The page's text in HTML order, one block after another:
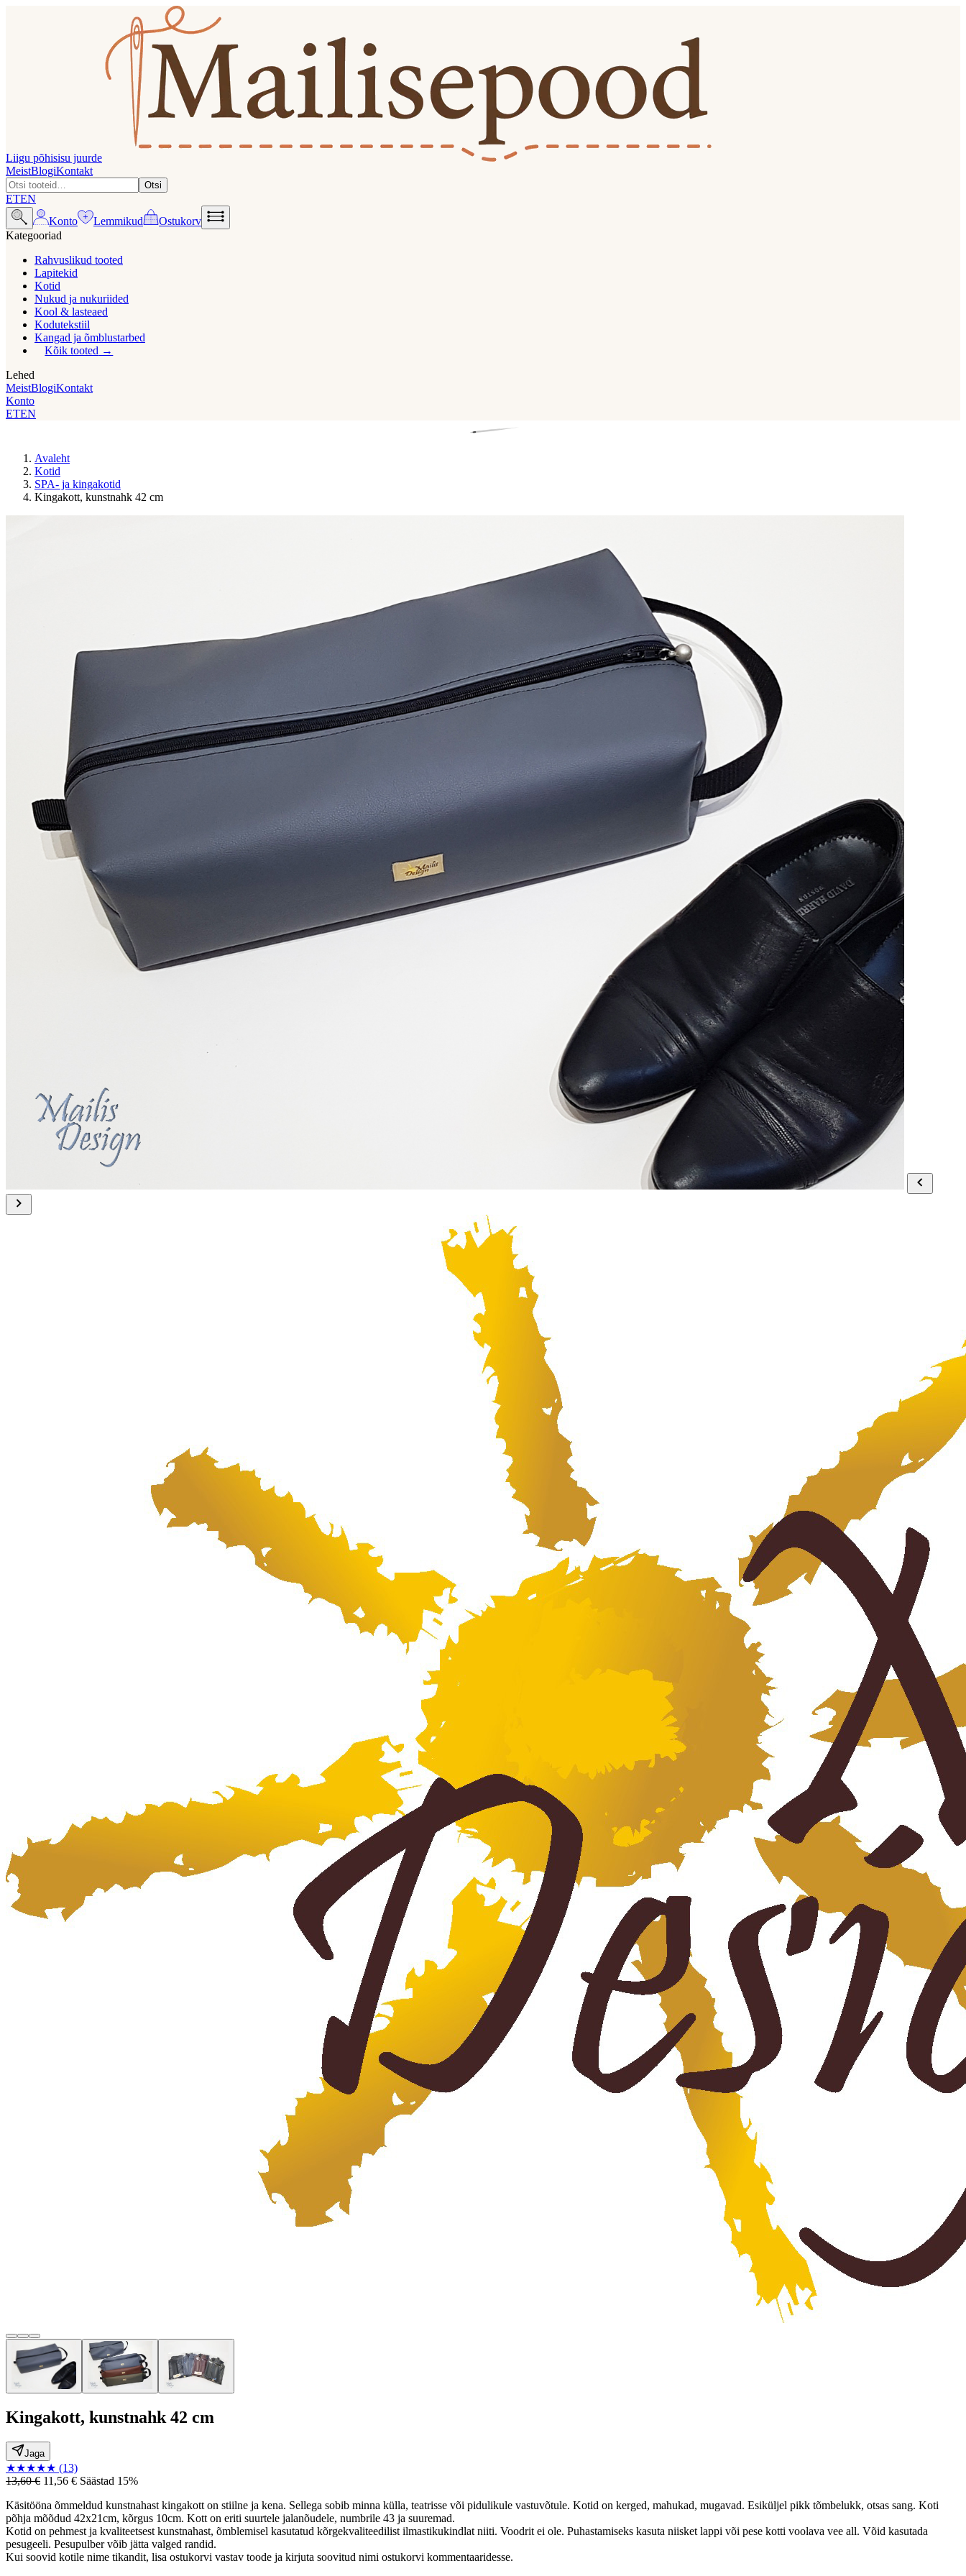
Liigu põhisisu juurde
MeistBlogiKontakt
Otsi
ETEN
Konto
Lemmikud
Ostukorv
Kategooriad
Rahvuslikud tooted
Lapitekid
Kotid
Nukud ja nukuriided
Kool & lasteaed
Kodutekstiil
Kangad ja õmblustarbed
Kõik tooted
Lehed
MeistBlogiKontakt
Konto
ETEN
Avaleht
Kotid
SPA- ja kingakotid
Kingakott, kunstnahk 42 cm
Kingakott, kunstnahk 42 cm
Jaga
★★★★★ (13)
13,60 € 11,56 € Säästad 15%
Käsitööna õmmeldud kunstnahast kingakott on stiilne ja kena. Sellega sobib minna külla, teatrisse või pidulikule vastuvõtule. Kotid on kerged, mahukad, mugavad. Esiküljel pikk tõmbelukk, otsas sang. Koti
põhja mõõdud 42x21cm, kõrgus 10cm. Kott on eriti suurtele jalanõudele, numbrile 43 ja suuremad.
Kotid on pehmest ja kvaliteetsest kunstnahast, õmblemisel kasutatud kõrgekvaliteedilist ilmastikukindlat niiti. Voodrit ei ole. Puhastamiseks kasuta niisket lappi või pese kotti voolava vee all. Võid kasutada
pesugeeli. Pesupulber võib jätta valged randid.
Kui soovid kotile nime tikandit, lisa ostukorvi vastav toode ja kirjuta soovitud nimi ostukorvi kommentaaridesse.